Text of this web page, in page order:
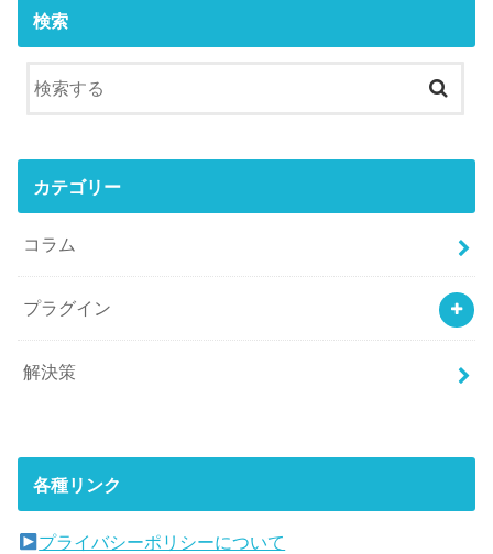
検索
カテゴリー
コラム
プラグイン
解決策
各種リンク
プライバシーポリシーについて